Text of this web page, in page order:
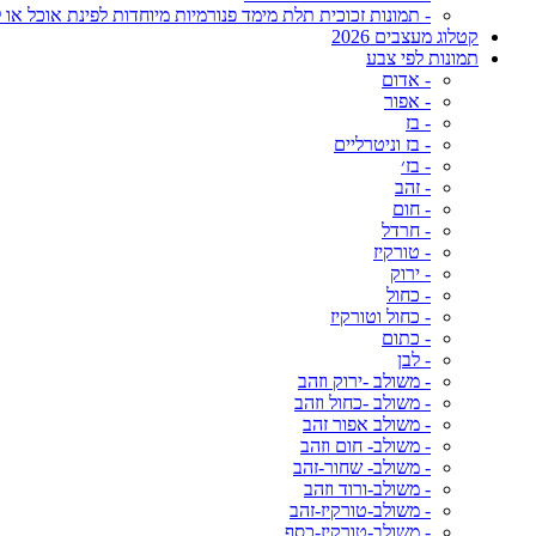
- תמונות זכוכית תלת מימד פנורמיות מיוחדות לפינת אוכל או
קטלוג מעצבים 2026
תמונות לפי צבע
- אדום
- אפור
- בז
- בז וניטרליים
- בז׳
- זהב
- חום
- חרדל
- טורקיז
- ירוק
- כחול
- כחול וטורקיז
- כתום
- לבן
- משולב -ירוק וזהב
- משולב -כחול וזהב
- משולב אפור זהב
- משולב- חום וזהב
- משולב- שחור-זהב
- משולב-ורוד וזהב
- משולב-טורקיז-זהב
- משולב-טורקיז-כסף